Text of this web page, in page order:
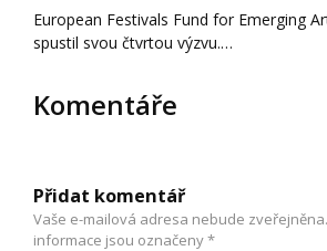
European Festivals Fund for Emerging
spustil svou čtvrtou výzvu.…
Komentáře
Přidat komentář
Vaše e-mailová adresa nebude zveřejněna.
informace jsou označeny*